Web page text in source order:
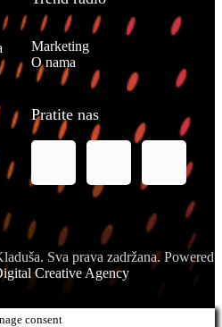
Marketing
O nama
Pratite nas
Sva prava zadržana. Powered
Creative Agency
consent